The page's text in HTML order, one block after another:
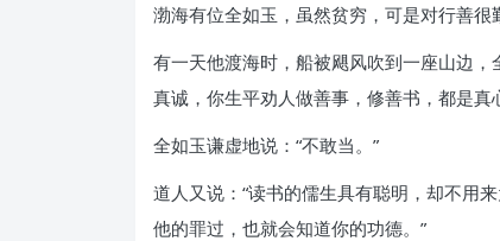
渤海有位全如玉，虽然贫穷，可是对行善很
有一天他渡海时，船被飓风吹到一座山边
真诚，你生平劝人做善事，修善书，都是真
全如玉谦虚地说：“不敢当。”
道人又说：“读书的儒生具有聪明，却不用
他的罪过，也就会知道你的功德。”